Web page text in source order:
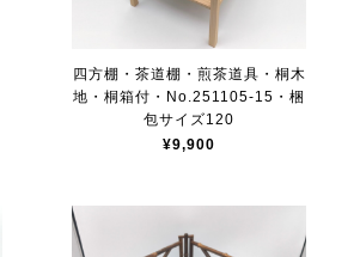
四方棚・茶道棚・煎茶道具・桐木
地・桐箱付・No.251105-15・梱
包サイズ120
¥9,900